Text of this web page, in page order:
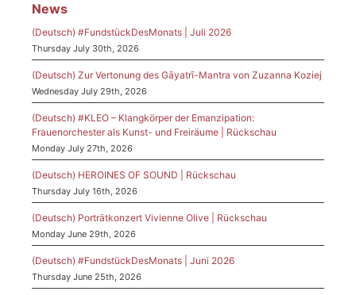
News
(Deutsch) #FundstückDesMonats | Juli 2026
Thursday July 30th, 2026
(Deutsch) Zur Vertonung des Gāyatrī-Mantra von Zuzanna Koziej
Wednesday July 29th, 2026
(Deutsch) #KLEO – Klangkörper der Emanzipation:
Frauenorchester als Kunst- und Freiräume | Rückschau
Monday July 27th, 2026
(Deutsch) HEROINES OF SOUND | Rückschau
Thursday July 16th, 2026
(Deutsch) Porträtkonzert Vivienne Olive | Rückschau
Monday June 29th, 2026
(Deutsch) #FundstückDesMonats | Juni 2026
Thursday June 25th, 2026